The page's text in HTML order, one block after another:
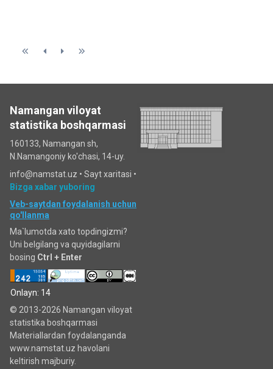
Namangan viloyat
statistika boshqarmasi
160133, Namangan sh,
N.Namangoniy ko'chasi, 14-uy.
info@namstat.uz • Sayt xaritasi •
Bizga xabar yuboring
Veb-saytdan foydalanish uchun
qo'llanma
Ma`lumotda xato topdingizmi?
Uni belgilang va quyidagilarni
bosing Ctrl + Enter
Onlayn: 14
© 2013-2026 Namangan viloyat
statistika boshqarmasi
Materiallardan foydalanganda
www.namstat.uz havolani
keltirish majburiy.